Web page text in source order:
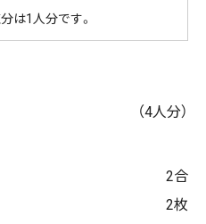
は1人分です。
（4人分）
2合
2枚